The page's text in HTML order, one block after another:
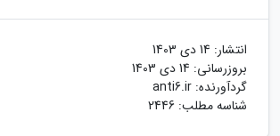
انتشار: 14 دی 1403
بروزرسانی: 14 دی 1403
گردآورنده: anti6.ir
شناسه مطلب: 2446